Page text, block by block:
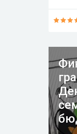
для
ps://
/